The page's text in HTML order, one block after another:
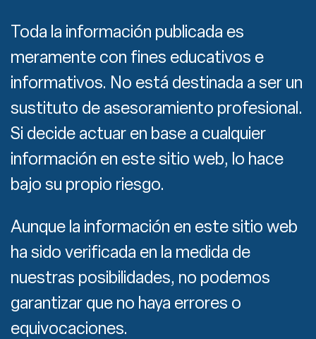
Toda la información publicada es
meramente con fines educativos e
informativos. No está destinada a ser un
sustituto de asesoramiento profesional.
Si decide actuar en base a cualquier
información en este sitio web, lo hace
bajo su propio riesgo.
Aunque la información en este sitio web
ha sido verificada en la medida de
nuestras posibilidades, no podemos
garantizar que no haya errores o
equivocaciones.